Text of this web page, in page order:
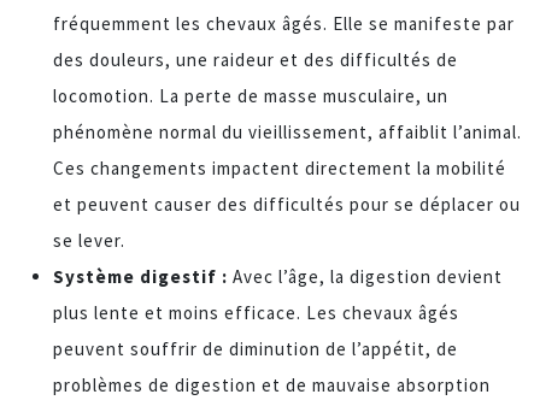
fréquemment les chevaux âgés. Elle se manifeste par
des douleurs, une raideur et des difficultés de
locomotion. La perte de masse musculaire, un
phénomène normal du vieillissement, affaiblit l’animal.
Ces changements impactent directement la mobilité
et peuvent causer des difficultés pour se déplacer ou
se lever.
Système digestif : Avec l’âge, la digestion devient
plus lente et moins efficace. Les chevaux âgés
peuvent souffrir de diminution de l’appétit, de
problèmes de digestion et de mauvaise absorption